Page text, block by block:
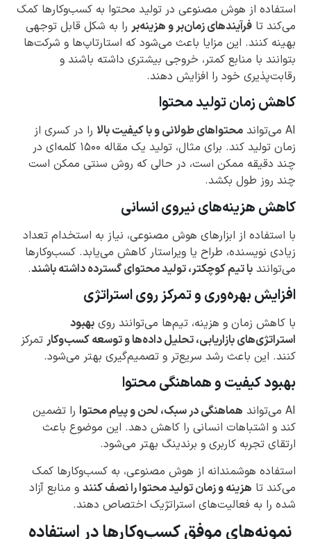
استفاده از هوش مصنوعی در تولید محتوا به کسب‌وکارها کمک
می‌کند تا فرآیندهای زمان‌بر و هزینه‌بر را به شکل قابل توجهی
بهینه کنند. این مزایا باعث می‌شود که استارتاپ‌ها و شرکت‌ها
بتوانند با منابع کمتر، خروجی بیشتری داشته باشند و
رقابت‌پذیری خود را افزایش دهند.
کاهش زمان تولید محتوا
AI می‌تواند محتواهای طولانی و با کیفیت بالا را در کسری از
زمان تولید کند. برای مثال، تولید یک مقاله ۱۵۰۰ کلمه‌ای در
چند دقیقه ممکن است، در حالی که روش سنتی ممکن است
چند روز طول بکشد.
کاهش هزینه‌های نیروی انسانی
با استفاده از ابزارهای هوش مصنوعی، نیاز به استخدام تعداد
زیادی نویسنده، طراح یا ویراستار کاهش می‌یابد. کسب‌وکارها
می‌توانند با تیم کوچکتر، تولید محتوای گسترده داشته باشند.
افزایش بهره‌وری و تمرکز روی استراتژی
با کاهش زمان و هزینه، تیم‌ها می‌توانند روی بهبود
استراتژی‌های بازاریابی، تحلیل داده‌ها و توسعه کسب‌وکار تمرکز
کنند. این باعث رشد سریع‌تر و تصمیم‌گیری بهتر می‌شود.
بهبود کیفیت و هماهنگی محتوا
AI می‌تواند هماهنگی در سبک، لحن و پیام محتوا را تضمین
کند و اشتباهات انسانی را کاهش دهد. این موضوع باعث
ارتقای تجربه کاربری و برندینگ بهتر می‌شود.
استفاده هوشمندانه از هوش مصنوعی، به کسب‌وکارها کمک
می‌کند تا هزینه و زمان تولید محتوا را نصف کنند و منابع آزاد
شده را به فعالیت‌های استراتژیک اختصاص دهند.
نمونه‌های موفق کسب‌وکارها در استفاده